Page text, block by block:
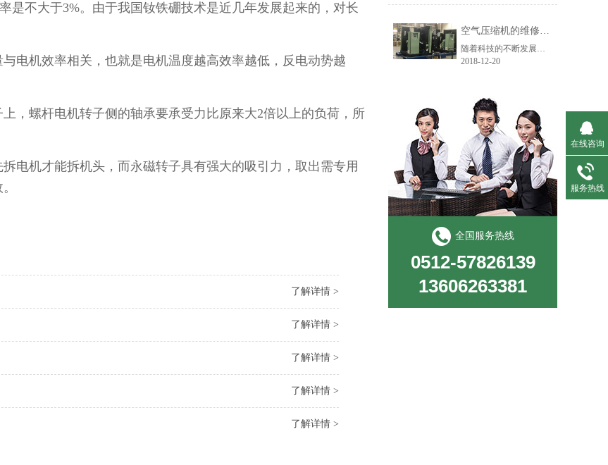
是不大于3%。由于我国钕铁硼技术是近几年发展起来的，对长
电机效率相关，也就是电机温度越高效率越低，反电动势越
，螺杆电机转子侧的轴承要承受力比原来大2倍以上的负荷，所
电机才能拆机头，而永磁转子具有强大的吸引力，取出需专用
了解详情 >
了解详情 >
了解详情 >
了解详情 >
了解详情 >
空气压缩机的维修工程有哪些？
随着科技的不断发展，各类空气压缩机设备应用于我们的生活中，正确使用这些设备有助于我们工程的展开，在使用过程中，可能会出现故障。这个时候，我们就需要对空压机进行维修，按照维修程度可以分为三种类型，维修大小不同，但是也不是没有界线的，根据维修的部位和设备的使用情况，艾默迪机电小编带着大家一起来看看......
2018-12-20
全国服务热线
0512-57826139
13606263381
在线咨询
服务热线